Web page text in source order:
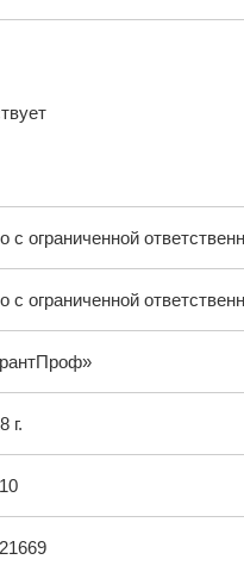
с ограниченной
с ограниченной
г.